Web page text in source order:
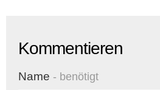
Kommentieren
Name - benötigt